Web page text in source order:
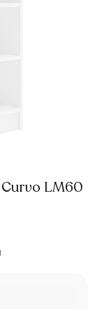
LM60